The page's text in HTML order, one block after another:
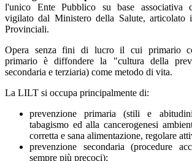
l'unico Ente Pubblico su base associativa
vigilato dal Ministero della Salute, articolato
Provinciali.
Opera senza fini di lucro il cui primario
primario è diffondere la "cultura della
secondaria e terziaria) come metodo di vita.
La LILT si occupa principalmente di:
prevenzione primaria (stili e
tabagismo ed alla cancerogenesi
corretta e sana alimentazione, regolare
prevenzione secondaria (procedure
sempre più precoci);